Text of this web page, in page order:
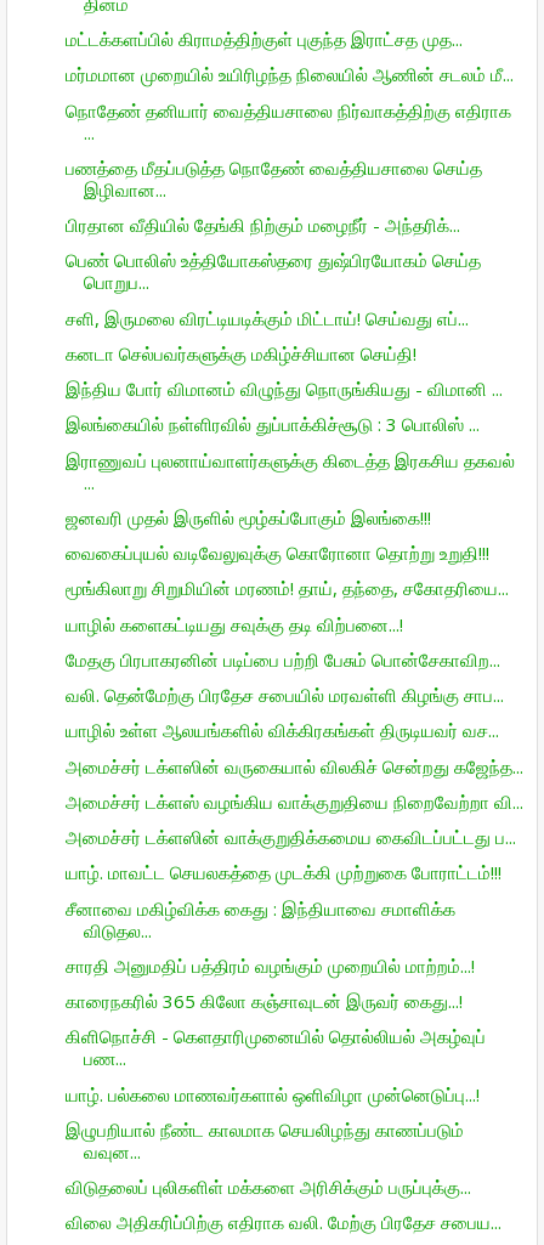
மட்டக்களப்பில் கிராமத்திற்குள் புகுந்த இராட்சத முத...
மர்மமான முறையில் உயிரிழந்த நிலையில் ஆணின் சடலம் மீ...
நொதேண் தனியார் வைத்தியசாலை நிர்வாகத்திற்கு எதிராக
...
பணத்தை மீதப்படுத்த நொதேண் வைத்தியசாலை செய்த
இழிவான...
பிரதான வீதியில் தேங்கி நிற்கும் மழைநீர் - அந்தரிக்...
பெண் பொலிஸ் உத்தியோகஸ்தரை துஷ்பிரயோகம் செய்த
பொறுப...
சளி, இருமலை விரட்டியடிக்கும் மிட்டாய்! செய்வது எப்...
கனடா செல்பவர்களுக்கு மகிழ்ச்சியான செய்தி!
இந்திய போர் விமானம் விழுந்து நொருங்கியது - விமானி ...
இலங்கையில் நள்ளிரவில் துப்பாக்கிச்சூடு : 3 பொலிஸ் ...
இராணுவப் புலனாய்வாளர்களுக்கு கிடைத்த இரகசிய தகவல்
...
ஜனவரி முதல் இருளில் மூழ்கப்போகும் இலங்கை!!!
வைகைப்புயல் வடிவேலுவுக்கு கொரோனா தொற்று உறுதி!!!
மூங்கிலாறு சிறுமியின் மரணம்! தாய், தந்தை, சகோதரியை...
யாழில் களைகட்டியது சவுக்கு தடி விற்பனை...!
மேதகு பிரபாகரனின் படிப்பை பற்றி பேசும் பொன்சேகாவிற...
வலி. தென்மேற்கு பிரதேச சபையில் மரவள்ளி கிழங்கு சாப...
யாழில் உள்ள ஆலயங்களில் விக்கிரகங்கள் திருடியவர் வச...
அமைச்சர் டக்ளஸின் வருகையால் விலகிச் சென்றது கஜேந்த...
அமைச்சர் டக்ளஸ் வழங்கிய வாக்குறுதியை நிறைவேற்றா வி...
அமைச்சர் டக்ளஸின் வாக்குறுதிக்கமைய கைவிடப்பட்டது ப...
யாழ். மாவட்ட செயலகத்தை முடக்கி முற்றுகை போராட்டம்!!!
சீனாவை மகிழ்விக்க கைது : இந்தியாவை சமாளிக்க
விடுதல...
சாரதி அனுமதிப் பத்திரம் வழங்கும் முறையில் மாற்றம்...!
காரைநகரில் 365 கிலோ கஞ்சாவுடன் இருவர் கைது...!
கிளிநொச்சி - கெளதாரிமுனையில் தொல்லியல் அகழ்வுப்
பண...
யாழ். பல்கலை மாணவர்களால் ஒளிவிழா முன்னெடுப்பு...!
இழுபறியால் நீண்ட காலமாக செயலிழந்து காணப்படும்
வவுன...
விடுதலைப் புலிகளிள் மக்களை அரிசிக்கும் பருப்புக்கு...
விலை அதிகரிப்பிற்கு எதிராக வலி. மேற்கு பிரதேச சபைய...